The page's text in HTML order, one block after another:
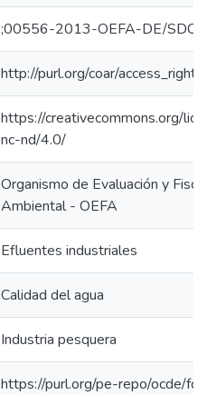
;00556-2013-OEFA-DE/SDCA
http://purl.org/coar/access_right/
https://creativecommons.org/
nc-nd/4.0/
Organismo de Evaluación y
Ambiental - OEFA
Efluentes industriales
Calidad del agua
Industria pesquera
https://purl.org/pe-repo/ocde/